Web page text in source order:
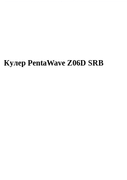
Кулер PentaWave Z06D SRB